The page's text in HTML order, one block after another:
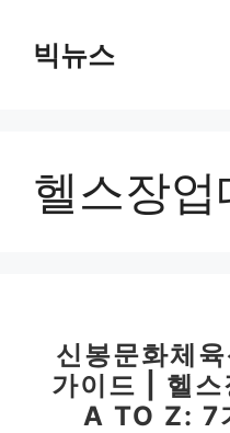
빅뉴스
헬스장업
신봉문화체
가이드 | 헬스
A TO Z: 7